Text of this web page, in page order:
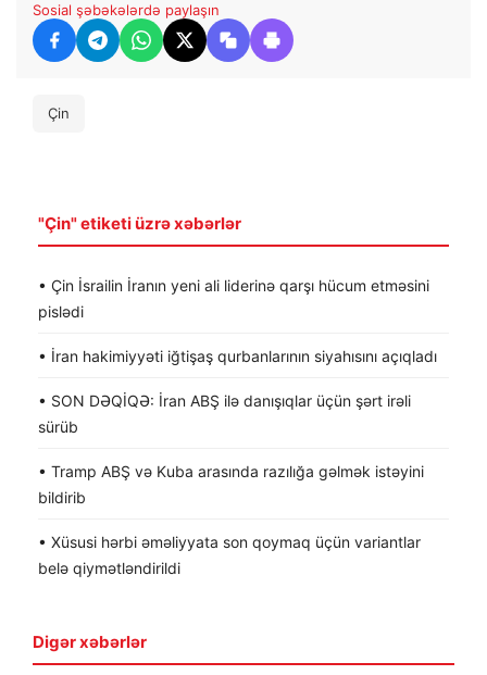
Sosial şəbəkələrdə paylaşın
Çin
"Çin" etiketi üzrə xəbərlər
• Çin İsrailin İranın yeni ali liderinə qarşı hücum etməsini
pislədi
• İran hakimiyyəti iğtişaş qurbanlarının siyahısını açıqladı
• SON DƏQİQƏ: İran ABŞ ilə danışıqlar üçün şərt irəli
sürüb
• Tramp ABŞ və Kuba arasında razılığa gəlmək istəyini
bildirib
• Xüsusi hərbi əməliyyata son qoymaq üçün variantlar
belə qiymətləndirildi
Digər xəbərlər